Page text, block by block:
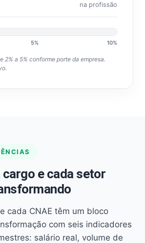
na profissão
5% 10%
2% a 5% conforme porte da empresa.
cargo e cada setor
cada CNAE têm um bloco
com seis indicadores
salário real, volume de